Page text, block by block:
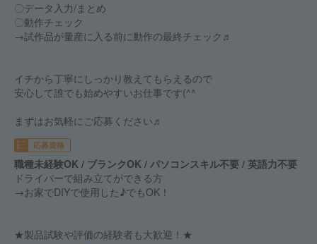
〇データ入力/まとめ
〇動作チェック
→試作品が量産に入る前に動作の最終チェック♬
イチから丁寧にしっかり教えてもらえるので
安心して誰でも始めやすいお仕事です(^^
まずはお気軽にご応募ください♬
応募資格
職種未経験OK / ブランクOK / パソコンスキル不要 / 英語力不要
ドライバーで組み立てができる方
→お家でDIYで使用した♪でもOK！
★製品試験や評価の経験者も大歓迎！★